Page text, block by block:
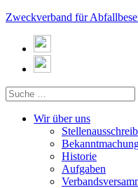
Zweckverband für
Wir über uns
Historie
Aufgaben